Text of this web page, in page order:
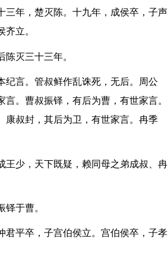
三年，楚灭陈。十九年，成侯卒，子声
侯齐立。
后陈灭三十三年。
纪言。管叔鲜作乱诛死，无后。周公
。曹叔振铎，有后为曹，有世家言。
康叔封，其后为卫，有世家言。冉季
王少，天下既疑，赖同母之弟成叔、冉
。
振铎于曹。
君平卒，子宫伯侯立。宫伯侯卒，子孝